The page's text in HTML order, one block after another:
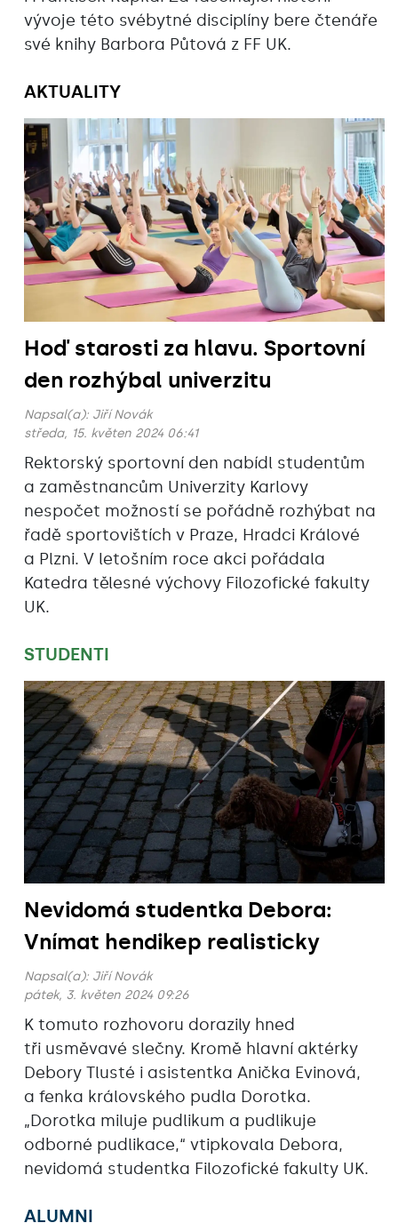
vývoje této svébytné disciplíny bere čtenáře
své knihy Barbora Půtová z FF UK.
AKTUALITY
Hoď starosti za hlavu. Sportovní
den rozhýbal univerzitu
Napsal(a): Jiří Novák
středa, 15. květen 2024 06:41
Rektorský sportovní den nabídl studentům
a zaměstnancům Univerzity Karlovy
nespočet možností se pořádně rozhýbat na
řadě sportovištích v Praze, Hradci Králové
a Plzni. V letošním roce akci pořádala
Katedra tělesné výchovy Filozofické fakulty
UK.
STUDENTI
Nevidomá studentka Debora:
Vnímat hendikep realisticky
Napsal(a): Jiří Novák
pátek, 3. květen 2024 09:26
K tomuto rozhovoru dorazily hned
tři usměvavé slečny. Kromě hlavní aktérky
Debory Tlusté i asistentka Anička Evinová,
a fenka královského pudla Dorotka.
„Dorotka miluje pudlikum a pudlikuje
odborné pudlikace,“ vtipkovala Debora,
nevidomá studentka Filozofické fakulty UK.
ALUMNI